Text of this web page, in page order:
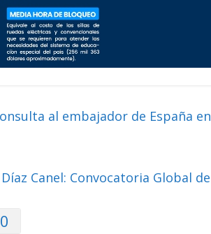
al embajador de España
Díaz Canel: Convocatoria Global
0